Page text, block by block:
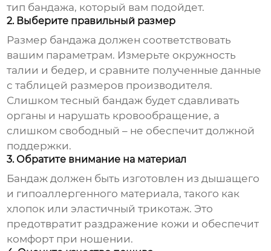
тип бандажа, который вам подойдет.
2. Выберите правильный размер
Размер бандажа должен соответствовать
вашим параметрам. Измерьте окружность
талии и бедер, и сравните полученные данные
с таблицей размеров производителя.
Слишком тесный бандаж будет сдавливать
органы и нарушать кровообращение, а
слишком свободный – не обеспечит должной
поддержки.
3. Обратите внимание на материал
Бандаж должен быть изготовлен из дышащего
и гипоаллергенного материала, такого как
хлопок или эластичный трикотаж. Это
предотвратит раздражение кожи и обеспечит
комфорт при ношении.